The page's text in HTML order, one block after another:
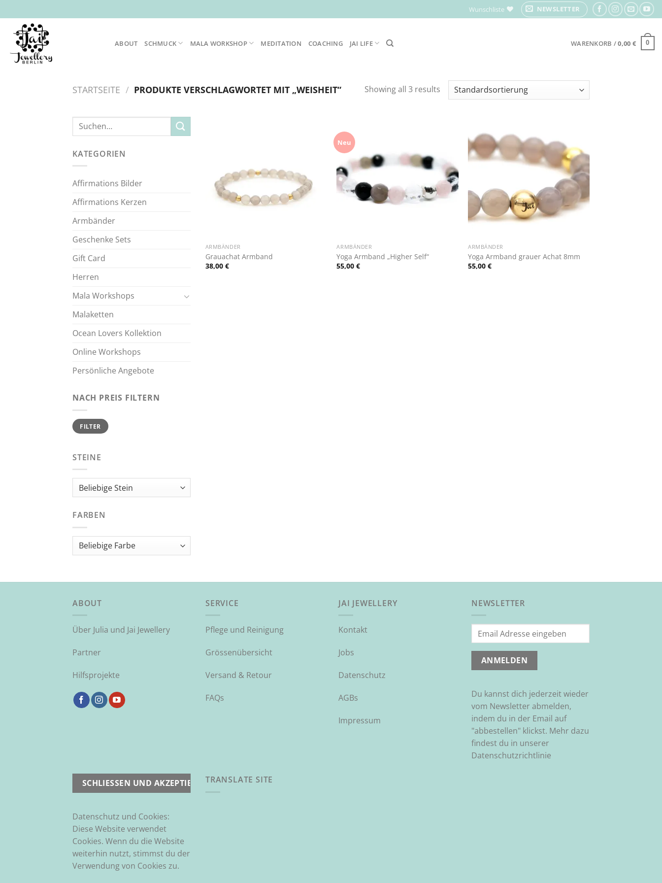
Inhalt
springen
Wunschliste NEWSLETTER
ABOUT SCHMUCK MALA WORKSHOP MEDITATION COACHING JAI LIFE WARENKORB /0,00 € 0
STARTSEITE / PRODUKTE VERSCHLAGWORTET MIT „WEISHEIT“ Showing all 3 results
Suche
nach:
KATEGORIEN
Affirmations Bilder
Affirmations Kerzen
Armbänder
Geschenke Sets
Gift Card
Herren
Mala Workshops
Malaketten
Ocean Lovers Kollektion
Online Workshops
Persönliche Angebote
NACH PREIS FILTERN
Min.
Preis
Max.
PreisFILTER
STEINE
FARBEN
ARMBÄNDER
Grauachat Armband
38,00 €
Neu
hinzufügen
ARMBÄNDER
Yoga Armband „Higher Self“
55,00€
Zur
Wunschliste
hinzufügen
ARMBÄNDER
Yoga Armband grauer Achat 8mm
55,00€
ABOUT
Über Julia und Jai Jewellery
Partner
Hilfsprojekte
SERVICE
Pflege und Reinigung
Grössenübersicht
Versand & Retour
FAQs
JAI JEWELLERY
Kontakt
Jobs
Datenschutz
AGBs
Impressum
NEWSLETTER
Du kannst dich jederzeit wieder
vom Newsletter abmelden,
indem du in der Email auf
"abbestellen" klickst. Mehr dazu
findest du in unserer
Datenschutzrichtlinie
Datenschutz und Cookies:
Diese Website verwendet
Cookies. Wenn du die Website
weiterhin nutzt, stimmst du der
Verwendung von Cookies zu.
TRANSLATE SITE